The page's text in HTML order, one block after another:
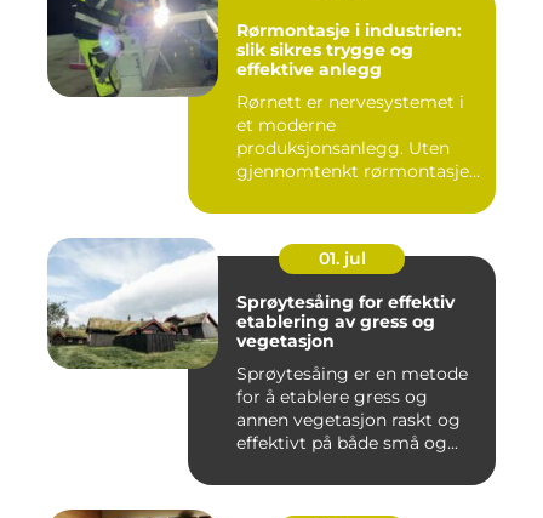
Rørmontasje i industrien:
slik sikres trygge og
effektive anlegg
Rørnett er nervesystemet i
et moderne
produksjonsanlegg. Uten
gjennomtenkt rørmontasje
01. jul
Sprøytesåing for effektiv
etablering av gress og
vegetasjon
Sprøytesåing er en metode
for å etablere gress og
annen vegetasjon raskt og
effektivt på både små og...